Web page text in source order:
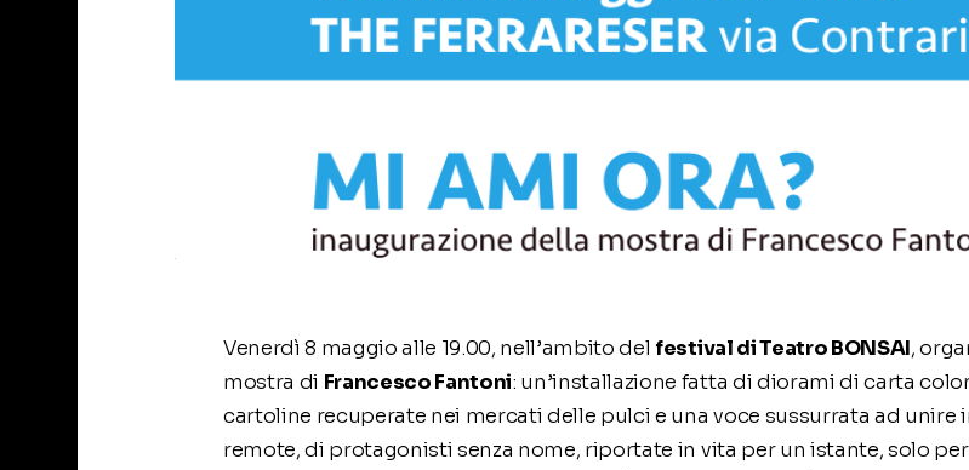
Venerdì 8 maggio alle 19.00, nell’ambito del festival di Teatro BONSAI,
mostra di Francesco Fantoni: un’installazione fatta di diorami di carta
cartoline recuperate nei mercati delle pulci e una voce sussurrata ad unire
remote, di protagonisti senza nome, riportate in vita per un istante, solo per